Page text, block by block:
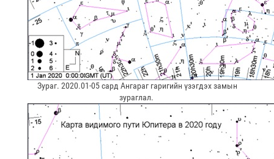
Зураг. 2020.01-05 сард Ангараг гаригийн үзэгдэх замын
зураглал.